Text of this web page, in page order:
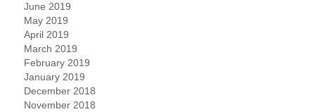
June 2019
May 2019
April 2019
March 2019
February 2019
January 2019
December 2018
November 2018